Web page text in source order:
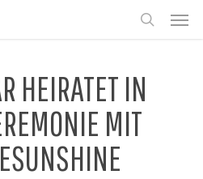
HEIRATET IN
MIT